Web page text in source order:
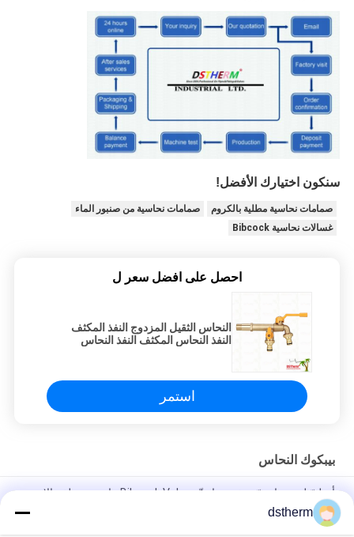
سنكون اختيارك الأفضل!
صمامات نحاسية مطلية بالكروم
صمامات نحاسية من صنبور الماء
غسالات نحاسية Bibcock
احصل على افضل سعر ل
النحاس الثقيل المزدوج النفذ المكثف
النفذ النحاس المكثف النفذ النحاس
استمر
بيبكوك النحاس
أصليّ لون نحاسيّ حنفية نحاسيّة Bibcock Valve ماء صنبور لغسالات
dstherm